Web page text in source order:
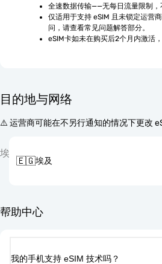
全速数据传输——无每日流量限制，
仅适用于支持 eSIM 且未锁定运营
问，请查看常见问题解答部分。
eSIM卡如未在购买后2个月内激活，
目的地与网络
⚠️ 运营商可能在不另行通知的情况下更改
埃
🇪🇬埃及
帮助中心
我的手机支持 eSIM 技术吗？